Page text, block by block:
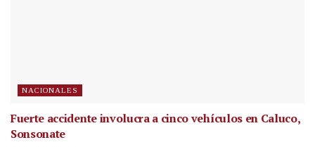
NACIONALES
Fuerte accidente involucra a cinco vehículos en Caluco,
Sonsonate